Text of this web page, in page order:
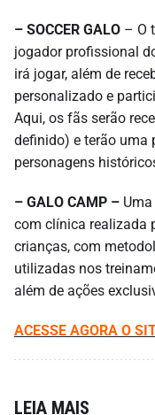
– SOCCER GALO – O
jogador profissional
irá jogar, além de
personalizado e
Aqui, os fãs serão
definido) e terão uma
personagens
– GALO CAMP –
com clínica realizada
crianças, com
utilizadas nos
além de ações
ACESSE AGORA O
LEIA MAIS